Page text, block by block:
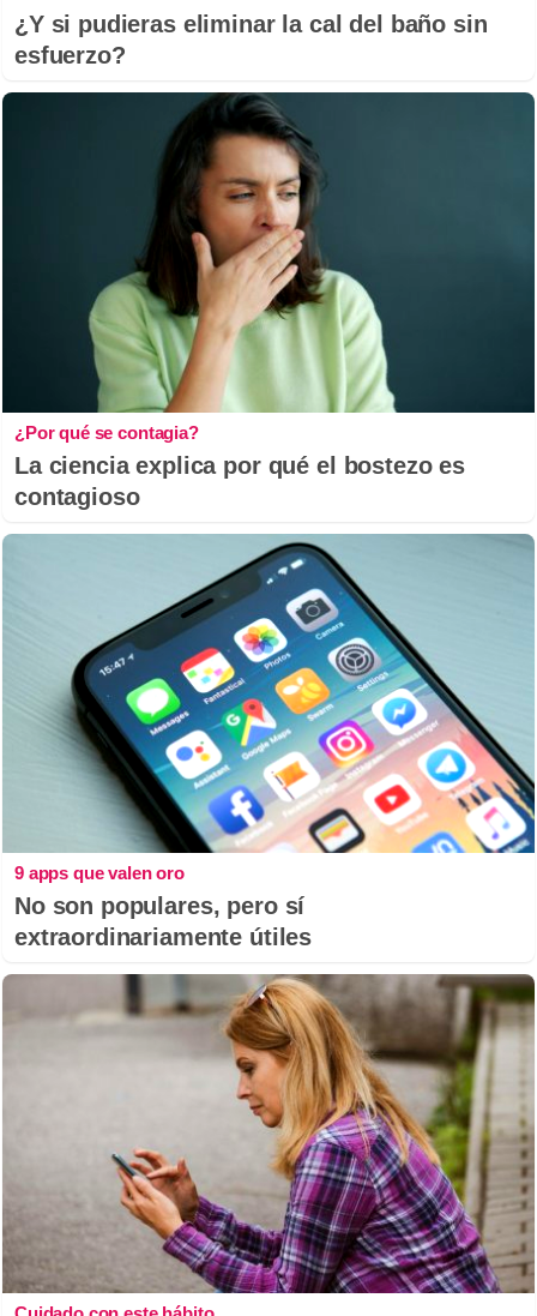
¿Y si pudieras eliminar la cal del baño sin
esfuerzo?
¿Por qué se contagia?
La ciencia explica por qué el bostezo es
contagioso
9 apps que valen oro
No son populares, pero sí
extraordinariamente útiles